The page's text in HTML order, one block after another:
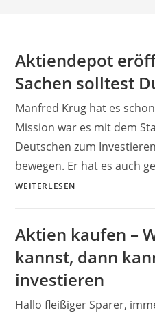
Aktiendepot
Sachen solltest
Manfred Krug hat es
Mission war es mit dem
Deutschen zum
bewegen. Er hat es auch
WEITERLESEN
diese
Sachen
Du
wissen
Aktien kaufen –
kannst, dann
investieren
Hallo fleißiger Sparer,